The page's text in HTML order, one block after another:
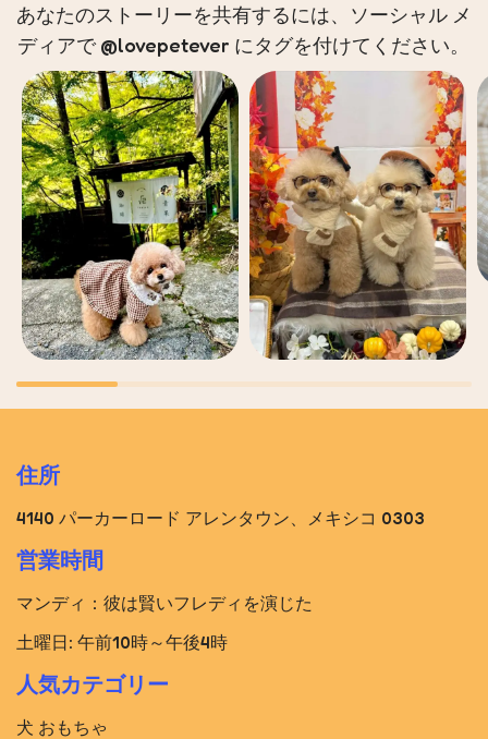
あなたのストーリーを共有するには、ソーシャル メ
ディアで @lovepetever にタグを付けてください。
住所
4140 パーカーロード アレンタウン、メキシコ 0303
営業時間
マンディ：彼は賢いフレディを演じた
土曜日: 午前10時～午後4時
人気カテゴリー
犬 おもちゃ